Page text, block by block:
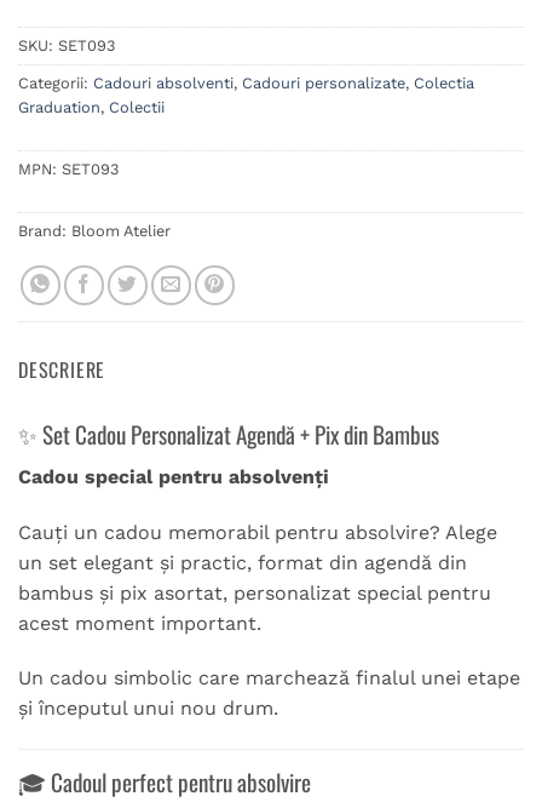
SKU: SET093
Categorii: Cadouri absolventi, Cadouri personalizate, Colectia
Graduation, Colectii
MPN: SET093
Brand: Bloom Atelier
DESCRIERE
✨ Set Cadou Personalizat Agendă + Pix din Bambus
Cadou special pentru absolvenți
Cauți un cadou memorabil pentru absolvire? Alege
un set elegant și practic, format din agendă din
bambus și pix asortat, personalizat special pentru
acest moment important.
Un cadou simbolic care marchează finalul unei etape
și începutul unui nou drum.
🎓 Cadoul perfect pentru absolvire